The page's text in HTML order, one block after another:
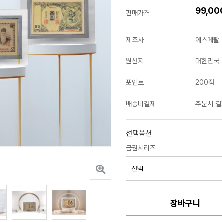
판매가격
제조사 에스메탈
원산지 대한민국
포인트 200점
배송비결제 주문시 결
선택옵션
금권시리즈
장바구니